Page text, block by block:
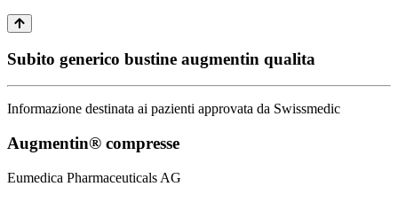
Subito generico bustine augmentin qualita
Informazione destinata ai pazienti approvata da Swissmedic
Augmentin® compresse
Eumedica Pharmaceuticals AG